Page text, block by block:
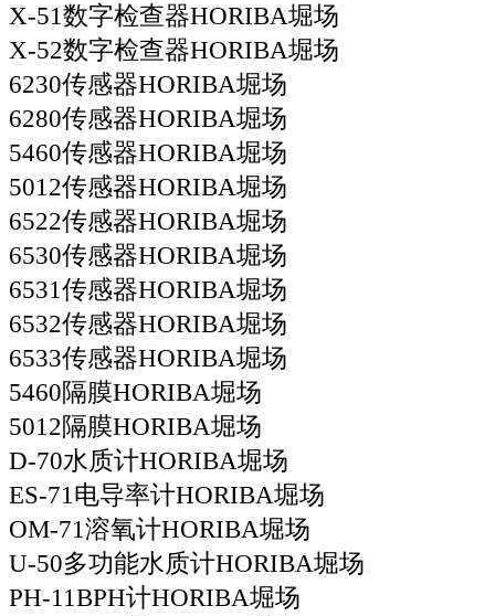
X-51数字检查器HORIBA堀场
X-52数字检查器HORIBA堀场
6230传感器HORIBA堀场
6280传感器HORIBA堀场
5460传感器HORIBA堀场
5012传感器HORIBA堀场
6522传感器HORIBA堀场
6530传感器HORIBA堀场
6531传感器HORIBA堀场
6532传感器HORIBA堀场
6533传感器HORIBA堀场
5460隔膜HORIBA堀场
5012隔膜HORIBA堀场
D-70水质计HORIBA堀场
ES-71电导率计HORIBA堀场
OM-71溶氧计HORIBA堀场
U-50多功能水质计HORIBA堀场
PH-11BPH计HORIBA堀场